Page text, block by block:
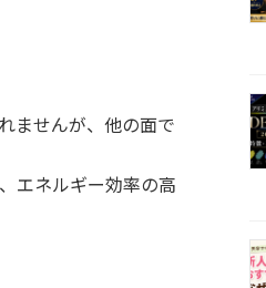
ませんが、他の面で
エネルギー効率の高